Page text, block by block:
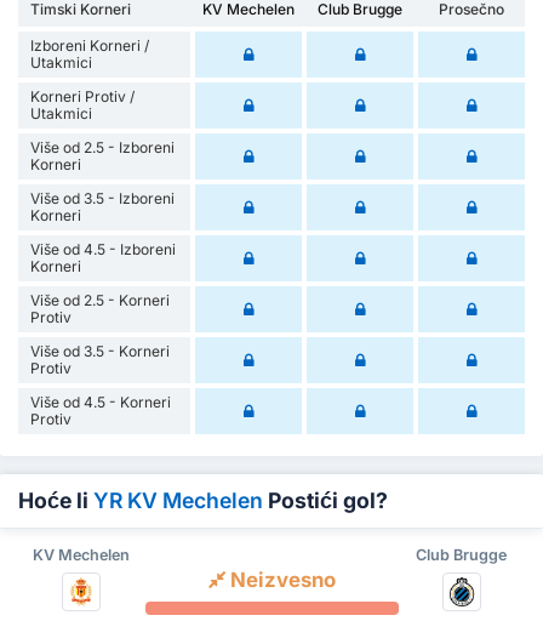
Timski Korneri KV Mechelen Club Brugge
Prosečno
Izboreni Korneri /
Utakmici
Korneri Protiv /
Utakmici
Više od 2.5 - Izboreni
Korneri
Više od 3.5 - Izboreni
Korneri
Više od 4.5 - Izboreni
Korneri
Više od 2.5 - Korneri
Protiv
Više od 3.5 - Korneri
Protiv
Više od 4.5 - Korneri
Protiv
Hoće li YR KV Mechelen Postići gol?
KV Mechelen Club Brugge
Neizvesno